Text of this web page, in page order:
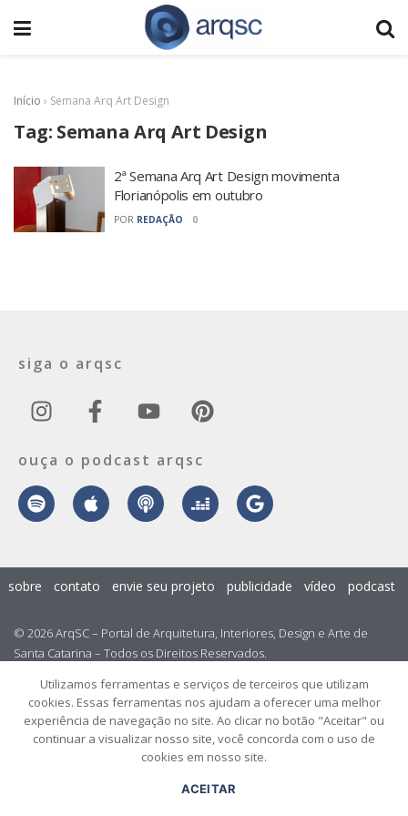
Início › Semana Arq Art Design
Tag: Semana Arq Art Design
2ª Semana Arq Art Design movimenta
Florianópolis em outubro
POR REDAÇÃO 0
siga o arqsc
ouça o podcast arqsc
© 2026 ArqSC – Portal de Arquitetura, Interiores, Design e Arte de
Santa Catarina – Todos os Direitos Reservados.
sobre contato envie seu projeto publicidade vídeo podcast
Utilizamos ferramentas e serviços de terceiros que utilizam
cookies. Essas ferramentas nos ajudam a oferecer uma melhor
experiência de navegação no site. Ao clicar no botão "Aceitar" ou
continuar a visualizar nosso site, você concorda com o uso de
cookies em nosso site.
ACEITAR